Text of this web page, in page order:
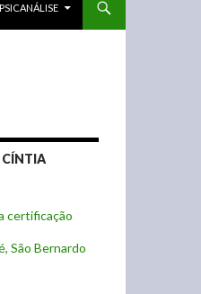
PSICANÁLISE
CÍNTIA
certificação
São Bernardo